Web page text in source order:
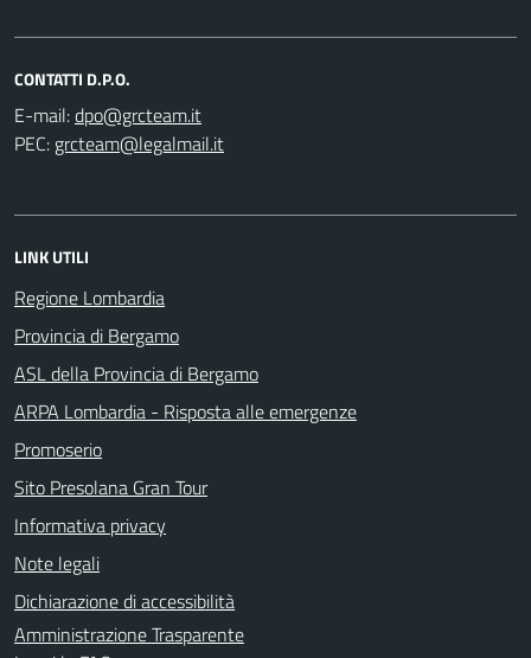
CONTATTI D.P.O.
E-mail:
PEC:
LINK UTILI
Regione Lombardia
Provincia di Bergamo
ASL della Provincia di Bergamo
ARPA Lombardia - Risposta alle emergenze
Promoserio
Sito Presolana Gran Tour
Informativa privacy
Note legali
Dichiarazione di accessibilità
Amministrazione Trasparente